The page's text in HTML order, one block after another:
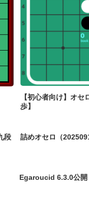
【初心者向け】オ
歩】
段
詰めオセロ（
Egaroucid 6.3.0公開